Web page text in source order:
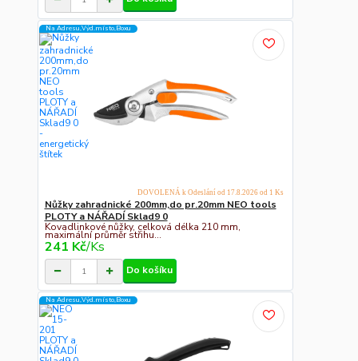
Na Adresu,Výd.místo,Boxu
Nůžky zahradnické 200mm,do pr.20mm NEO tools
PLOTY a NÁŘADÍ Sklad9 0
Kovadlinkové nůžky, celková délka 210 mm,
maximální průměr střihu...
241 Kč/Ks
DOVOLENÁ k Odeslání od 17.8.2026 od 1 Ks
Do košíku
Na Adresu,Výd.místo,Boxu